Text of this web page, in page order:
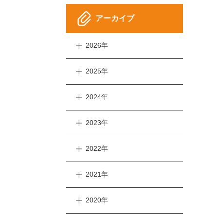
アーカイブ
2026年
2025年
2024年
2023年
2022年
2021年
2020年